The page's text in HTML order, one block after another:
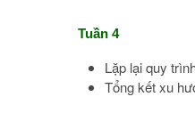
Tuần 4
Lặp lại quy
Tổng kết xu